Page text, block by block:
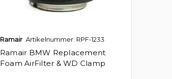
Ramair Artikelnummer: RPF-1233
Ramair BMW Replacement
Foam AirFilter & WD Clamp